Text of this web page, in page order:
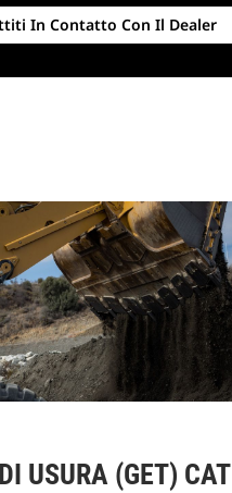
In Contatto Con Il Dealer
USURA (GET) CAT